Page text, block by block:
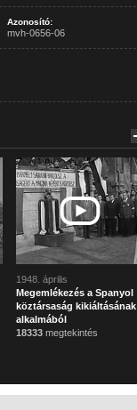
Azonosító:
mvh-0656-06
1948. április
Megemlékezés a Spanyol
köztársaság kikiáltásának
alkalmából
18333megtekintés